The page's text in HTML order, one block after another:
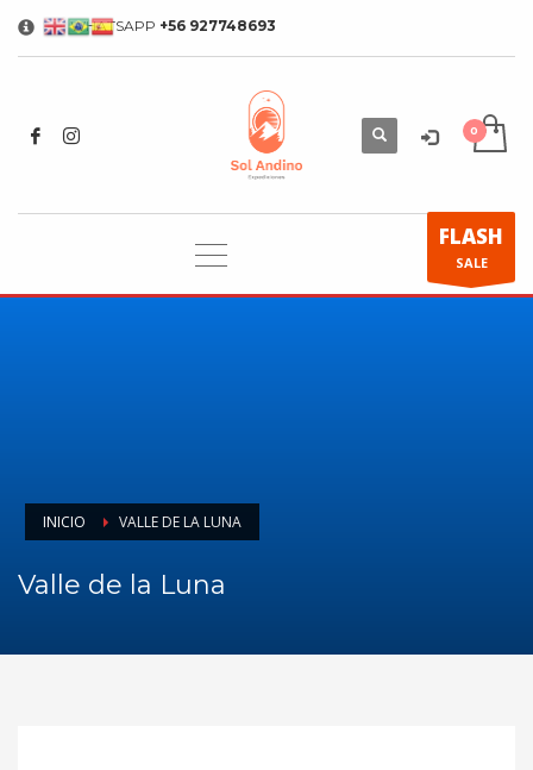
WHATSAPP +56 927748693
FLASH
SALE
INICIO VALLE DE LA LUNA
Valle de la Luna